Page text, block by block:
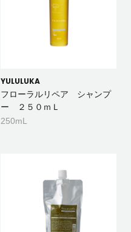
YULULUKA
フローラルリペア シャンプ
ー ２５０ｍＬ
250mL